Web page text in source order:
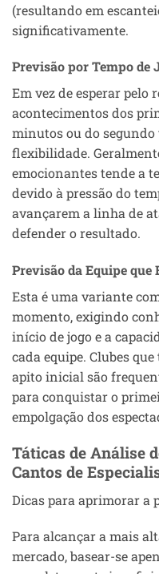
(resultando em
significativamente.
Previsão por Tempo de
Em vez de esperar
acontecimentos dos
minutos ou do
flexibilidade.
emocionantes tende a
devido à pressão do
avançarem a linha de
defender o resultado.
Previsão da Equipe que
Esta é uma variante
momento, exigindo
início de jogo e a
cada equipe. Clubes
apito inicial são
para conquistar o
empolgação dos
Táticas de Análise
Cantos de
Dicas para aprimorar a
Para alcançar a mais
mercado, basear-se